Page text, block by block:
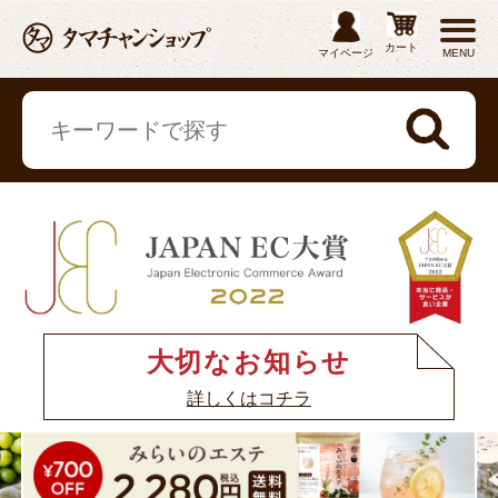
マイページ カート MENU
大切なお知らせ
詳しくはコチラ